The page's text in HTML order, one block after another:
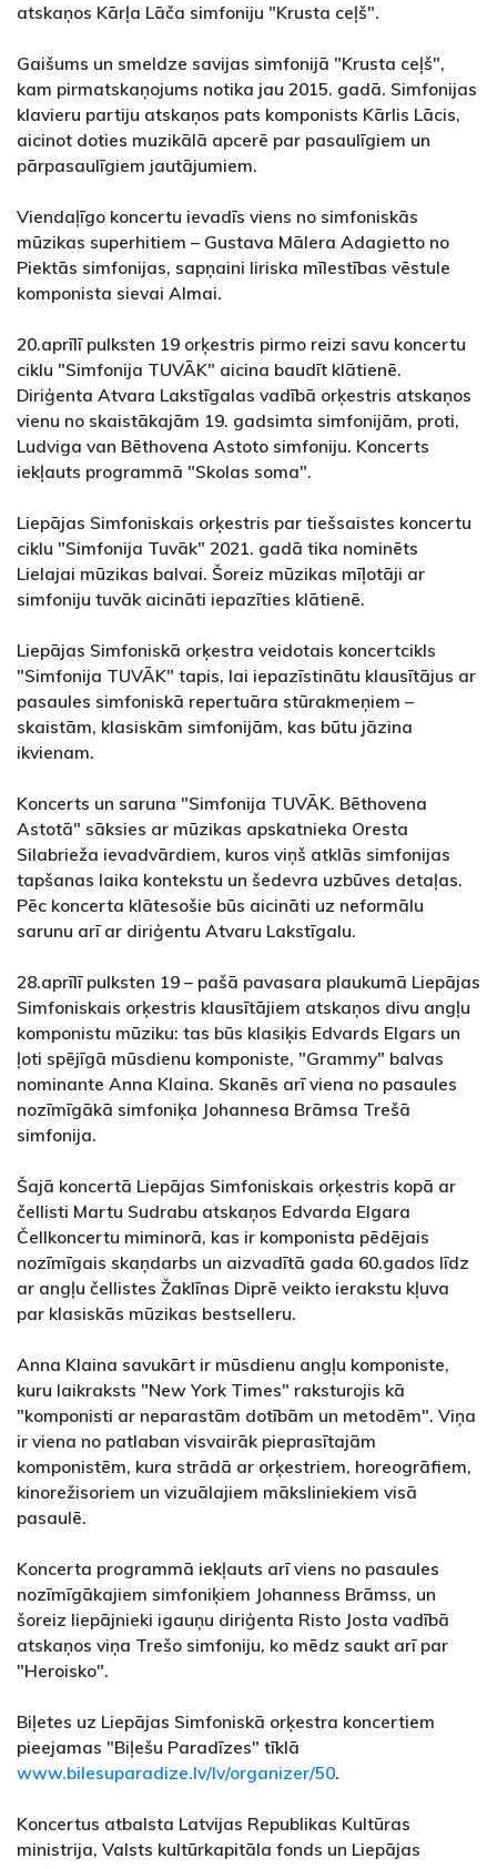
atskaņos Kārļa Lāča simfoniju "Krusta ceļš".
Gaišums un smeldze savijas simfonijā "Krusta ceļš",
kam pirmatskaņojums notika jau 2015. gadā. Simfonijas
klavieru partiju atskaņos pats komponists Kārlis Lācis,
aicinot doties muzikālā apcerē par pasaulīgiem un
pārpasaulīgiem jautājumiem.
Viendaļīgo koncertu ievadīs viens no simfoniskās
mūzikas superhitiem – Gustava Mālera Adagietto no
Piektās simfonijas, sapņaini liriska mīlestības vēstule
komponista sievai Almai.
20.aprīlī pulksten 19 orķestris pirmo reizi savu koncertu
ciklu "Simfonija TUVĀK" aicina baudīt klātienē.
Diriģenta Atvara Lakstīgalas vadībā orķestris atskaņos
vienu no skaistākajām 19. gadsimta simfonijām, proti,
Ludviga van Bēthovena Astoto simfoniju. Koncerts
iekļauts programmā "Skolas soma".
Liepājas Simfoniskais orķestris par tiešsaistes koncertu
ciklu "Simfonija Tuvāk" 2021. gadā tika nominēts
Lielajai mūzikas balvai. Šoreiz mūzikas mīļotāji ar
simfoniju tuvāk aicināti iepazīties klātienē.
Liepājas Simfoniskā orķestra veidotais koncertcikls
"Simfonija TUVĀK" tapis, lai iepazīstinātu klausītājus ar
pasaules simfoniskā repertuāra stūrakmeņiem –
skaistām, klasiskām simfonijām, kas būtu jāzina
ikvienam.
Koncerts un saruna "Simfonija TUVĀK. Bēthovena
Astotā" sāksies ar mūzikas apskatnieka Oresta
Silabrieža ievadvārdiem, kuros viņš atklās simfonijas
tapšanas laika kontekstu un šedevra uzbūves detaļas.
Pēc koncerta klātesošie būs aicināti uz neformālu
sarunu arī ar diriģentu Atvaru Lakstīgalu.
28.aprīlī pulksten 19 – pašā pavasara plaukumā Liepājas
Simfoniskais orķestris klausītājiem atskaņos divu angļu
komponistu mūziku: tas būs klasiķis Edvards Elgars un
ļoti spējīgā mūsdienu komponiste, "Grammy" balvas
nominante Anna Klaina. Skanēs arī viena no pasaules
nozīmīgākā simfoniķa Johannesa Brāmsa Trešā
simfonija.
Šajā koncertā Liepājas Simfoniskais orķestris kopā ar
čellisti Martu Sudrabu atskaņos Edvarda Elgara
Čellkoncertu miminorā, kas ir komponista pēdējais
nozīmīgais skaņdarbs un aizvadītā gada 60.gados līdz
ar angļu čellistes Žaklīnas Diprē veikto ierakstu kļuva
par klasiskās mūzikas bestselleru.
Anna Klaina savukārt ir mūsdienu angļu komponiste,
kuru laikraksts "New York Times" raksturojis kā
"komponisti ar neparastām dotībām un metodēm". Viņa
ir viena no patlaban visvairāk pieprasītajām
komponistēm, kura strādā ar orķestriem, horeogrāfiem,
kinorežisoriem un vizuālajiem māksliniekiem visā
pasaulē.
Koncerta programmā iekļauts arī viens no pasaules
nozīmīgākajiem simfoniķiem Johanness Brāmss, un
šoreiz liepājnieki igauņu diriģenta Risto Josta vadībā
atskaņos viņa Trešo simfoniju, ko mēdz saukt arī par
"Heroisko".
Biļetes uz Liepājas Simfoniskā orķestra koncertiem
pieejamas "Biļešu Paradīzes" tīklā
www.bilesuparadize.lv/lv/organizer/50.
Koncertus atbalsta Latvijas Republikas Kultūras
ministrija, Valsts kultūrkapitāla fonds un Liepājas